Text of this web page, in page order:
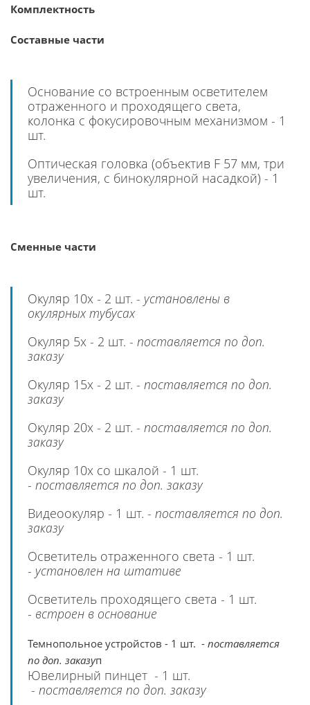
Комплектность
Составные части
Основание со встроенным осветителем
отраженного и проходящего света,
колонка с фокусировочным механизмом - 1
шт.
Оптическая головка (объектив F 57 мм, три
увеличения, с бинокулярной насадкой) - 1
шт.
Сменные части
Окуляр 10х - 2 шт. - установлены в
окулярных тубусах
Окуляр 5х - 2 шт. - поставляется по доп.
заказу
Окуляр 15х - 2 шт. - поставляется по доп.
заказу
Окуляр 20х - 2 шт. - поставляется по доп.
заказу
Окуляр 10х со шкалой - 1 шт.
- поставляется по доп. заказу
Видеоокуляр - 1 шт. - поставляется по доп.
заказу
Осветитель отраженного света - 1 шт.
- установлен на штативе
Осветитель проходящего света - 1 шт.
- встроен в основание
Темнопольное устройстов - 1 шт. - поставляется
по доп. заказуп
Ювелирный пинцет - 1 шт.
- поставляется по доп. заказу